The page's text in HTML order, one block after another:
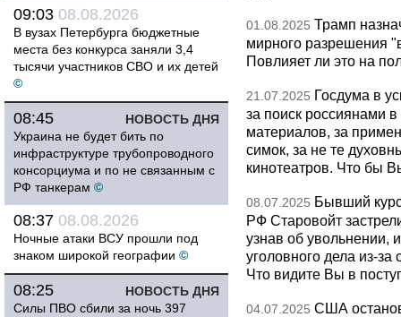
09:03 08.08.2026
В вузах Петербурга бюджетные
места без конкурса заняли 3,4
тысячи участников СВО и их детей
©
НОВОСТЬ ДНЯ
08:45
Украина не будет бить по
инфраструктуре трубопроводного
консорциума и по не связанным с
РФ танкерам ©
08:37 08.08.2026
Ночные атаки ВСУ прошли под
знаком широкой географии ©
НОВОСТЬ ДНЯ
08:25
Силы ПВО сбили за ночь 397
01.08.2025 Трамп
мирного разрешения
Повлияет ли это на
21.07.2025 Госдума в
за поиск россиянами
материалов, за
симок, за не те
кинотеатров. Что бы
08.07.2025 Бывший
РФ Старовойт
узнав об увольнении,
уголовного дела из-
Что видите Вы в
04.07.2025 США